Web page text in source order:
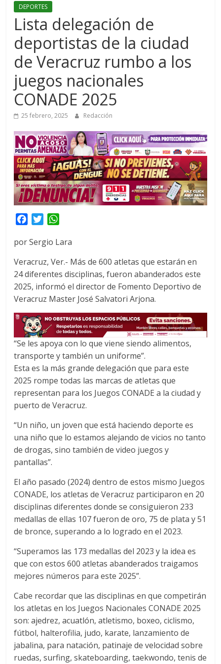
DEPORTES
Lista delegación de
deportistas de la ciudad
de Veracruz rumbo a los
juegos nacionales
CONADE 2025
25 febrero, 2025 Redacción
c
b
o
o
k
T
i
t
e
r
a
s
A
p
p
por Sergio Lara
Veracruz, Ver.- Más de 600 atletas que estarán en
24 diferentes disciplinas, fueron abanderados este
2025, informó el director de Fomento Deportivo de
Veracruz Master José Salvatori Arjona.
“Se les apoya con lo que viene siendo alimentos,
transporte y también un uniforme”.
Esta es la más grande delegación que para este
2025 rompe todas las marcas de atletas que
representan para los Juegos CONADE a la ciudad y
puerto de Veracruz.
“Un niño, un joven que está haciendo deporte es
una niño que lo estamos alejando de vicios no tanto
de drogas, sino también de video juegos y
pantallas”.
El año pasado (2024) dentro de estos mismo Juegos
CONADE, los atletas de Veracruz participaron en 20
disciplinas diferentes donde se consiguieron 233
medallas de ellas 107 fueron de oro, 75 de plata y 51
de bronce, superando a lo logrado en el 2023.
“Superamos las 173 medallas del 2023 y la idea es
que con estos 600 atletas abanderados traigamos
mejores números para este 2025”.
Cabe recordar que las disciplinas en que competirán
los atletas en los Juegos Nacionales CONADE 2025
son: ajedrez, acuatlón, atletismo, boxeo, ciclismo,
fútbol, halterofilia, judo, karate, lanzamiento de
jabalina, para natación, patinaje de velocidad sobre
ruedas, surfing, skateboarding, taekwondo, tenis de